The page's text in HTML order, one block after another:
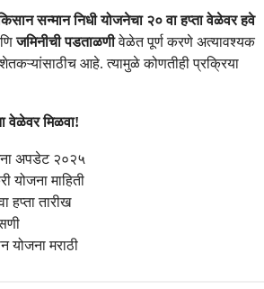
सन्मान निधी योजनेचा २० वा हप्ता वेळेवर हवे
जमिनीची पडताळणीवेळेत पूर्ण करणे अत्यावश्यक
आहे. त्यामुळे कोणतीही प्रक्रिया
वेळेवर मिळवा!
अपडेट २०२५
योजना माहिती
हप्ता तारीख
योजना मराठी